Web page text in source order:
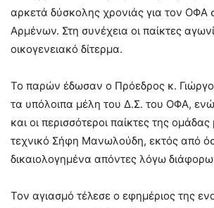
αρκετά δύσκολης χρονιάς για τον ΟΦΑ
Αρμένων. Στη συνέχεια οι παίκτες
οικογενειακό δίτερμα.
Το παρών έδωσαν ο Πρόεδρος κ.
τα υπόλοιπα μέλη του Δ.Σ. του ΟΦΑ,
και οι περισσότεροι παίκτες της
τεχνικό Σήφη Μανωλούδη, εκτός από
δικαιολογημένα απόντες λόγω
Τον αγιασμό τέλεσε ο εφημέριος της